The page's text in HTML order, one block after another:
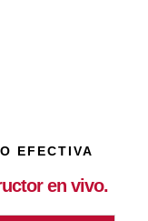
EFECTIVA
en vivo.